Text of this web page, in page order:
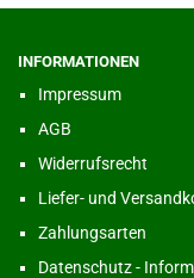
INFORMATIONEN
Impressum
AGB
Widerrufsrecht
Liefer- und
Zahlungsarten
Datenschutz -